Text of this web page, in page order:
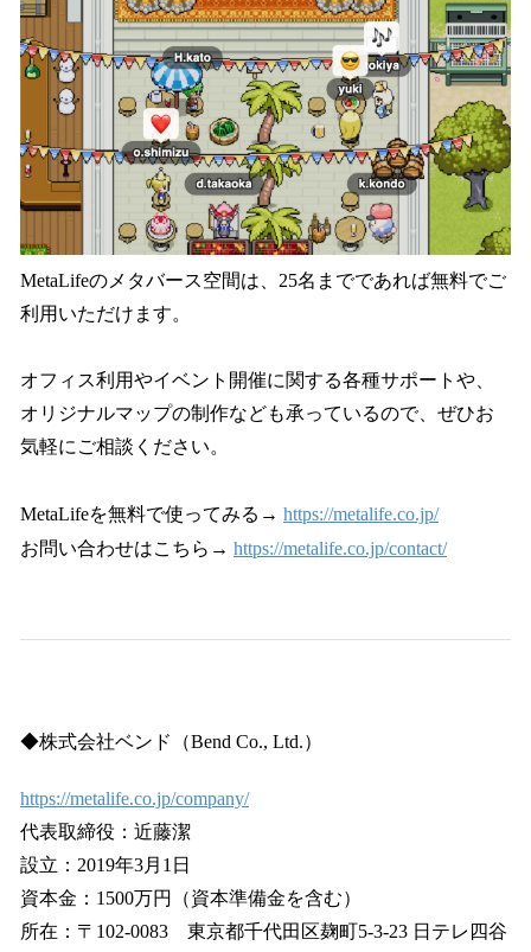
MetaLifeのメタバース空間は、25名までであれば無料でご
利用いただけます。
オフィス利用やイベント開催に関する各種サポートや、
オリジナルマップの制作なども承っているので、ぜひお
気軽にご相談ください。
MetaLifeを無料で使ってみる→ https://metalife.co.jp/
お問い合わせはこちら→ https://metalife.co.jp/contact/
◆株式会社ベンド（Bend Co., Ltd.）
https://metalife.co.jp/company/
代表取締役：近藤潔
設立：2019年3月1日
資本金：1500万円（資本準備金を含む）
所在：〒102-0083 東京都千代田区麹町5-3-23 日テレ四谷